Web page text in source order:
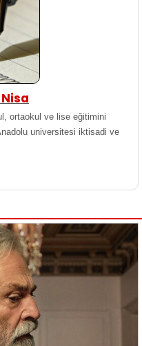
ortaokul ve lise eğitimini
universitesi iktisadi ve